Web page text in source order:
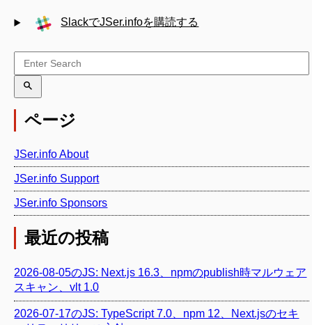
SlackでJSer.infoを購読する
ページ
JSer.info About
JSer.info Support
JSer.info Sponsors
最近の投稿
2026-08-05のJS: Next.js 16.3、npmのpublish時マルウェア
スキャン、vlt 1.0
2026-07-17のJS: TypeScript 7.0、npm 12、Next.jsのセキ